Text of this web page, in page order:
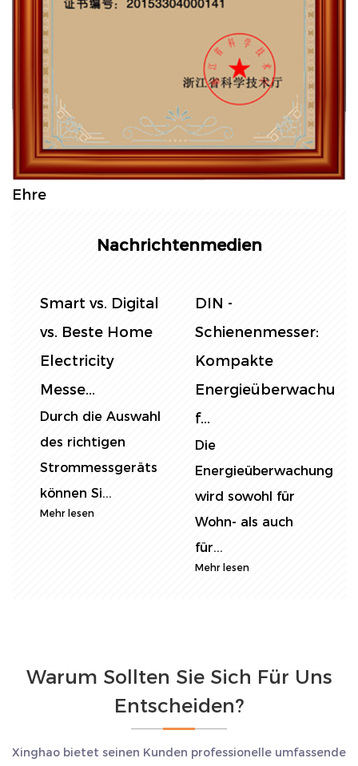
Ehre
Nachrichtenmedien
Smart vs. Digital
vs. Beste Home
Electricity
Messe...
Durch die Auswahl
des richtigen
Strommessgeräts
können Si...
Mehr lesen
DIN -
Schienenmesser:
Kompakte
Energieüberwachung
f...
Die
Energieüberwachung
wird sowohl für
Wohn- als auch
für...
Mehr lesen
Warum Sollten Sie Sich Für Uns
Entscheiden?
Xinghao bietet seinen Kunden professionelle umfassende